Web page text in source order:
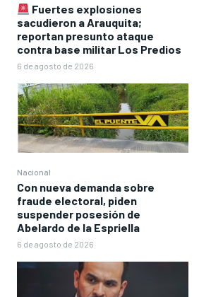
Fuertes explosiones
sacudieron a Arauquita;
reportan presunto ataque
contra base militar Los Predios
6 de agosto de 2026
Nacional
Con nueva demanda sobre
fraude electoral, piden
suspender posesión de
Abelardo de la Espriella
6 de agosto de 2026